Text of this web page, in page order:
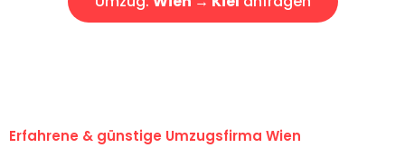
Erfahrene & günstige Umzugsfirma Wien